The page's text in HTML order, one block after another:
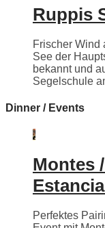
Ruppis
Frischer
See der
bekannt und
Segelschule
Dinner / Events
Montes
Perfektes